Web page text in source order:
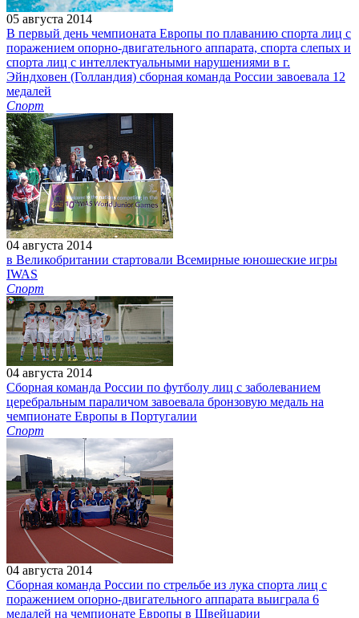
05 августа 2014
В первый день чемпионата Европы по плаванию спорта лиц с
поражением опорно-двигательного аппарата, спорта слепых и
спорта лиц с интеллектуальными нарушениями в г.
Эйндховен (Голландия) сборная команда России завоевала 12
медалей
Спорт
04 августа 2014
в Великобритании стартовали Всемирные юношеские игры
IWAS
Спорт
04 августа 2014
Сборная команда России по футболу лиц с заболеванием
церебральным параличом завоевала бронзовую медаль на
чемпионате Европы в Португалии
Спорт
04 августа 2014
Сборная команда России по стрельбе из лука спорта лиц с
поражением опорно-двигательного аппарата выиграла 6
медалей на чемпионате Европы в Швейцарии